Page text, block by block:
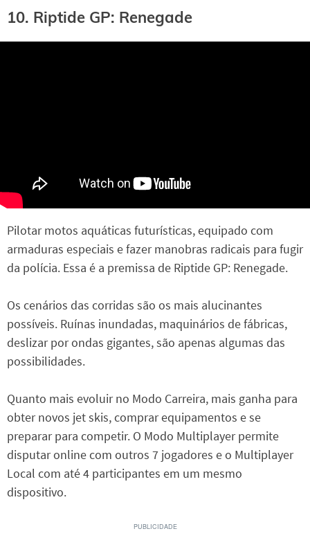
10. Riptide GP: Renegade
Pilotar motos aquáticas futurísticas, equipado com
armaduras especiais e fazer manobras radicais para fugir
da polícia. Essa é a premissa de Riptide GP: Renegade.
Os cenários das corridas são os mais alucinantes
possíveis. Ruínas inundadas, maquinários de fábricas,
deslizar por ondas gigantes, são apenas algumas das
possibilidades.
Quanto mais evoluir no Modo Carreira, mais ganha para
obter novos jet skis, comprar equipamentos e se
preparar para competir. O Modo Multiplayer permite
disputar online com outros 7 jogadores e o Multiplayer
Local com até 4 participantes em um mesmo
dispositivo.